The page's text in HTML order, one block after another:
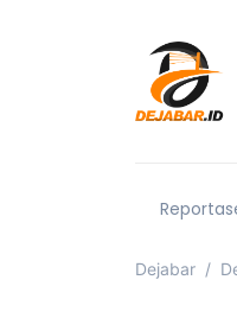
Dejabar